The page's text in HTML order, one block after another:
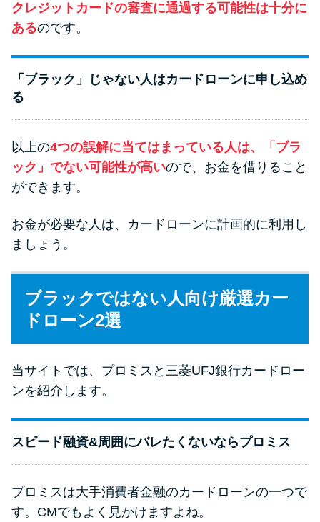
クレジットカードの審査に通過する可能性は十分に
あるのです。
「ブラック」じゃない人はカードローンに申し込め
る
以上の4つの誤解に当てはまっている人は、「ブラ
ック」でない可能性が高いので、お金を借りること
ができます。
お金が必要な人は、カードローンに計画的に利用し
ましょう。
ブラックではない人向け厳選カー
ドローン2選
当サイトでは、プロミスと三菱UFJ銀行カードロー
ンを紹介します。
スピード融資&周囲にバレたくないならプロミス
プロミスは大手消費者金融のカードローンの一つで
す。CMでもよく見かけますよね。